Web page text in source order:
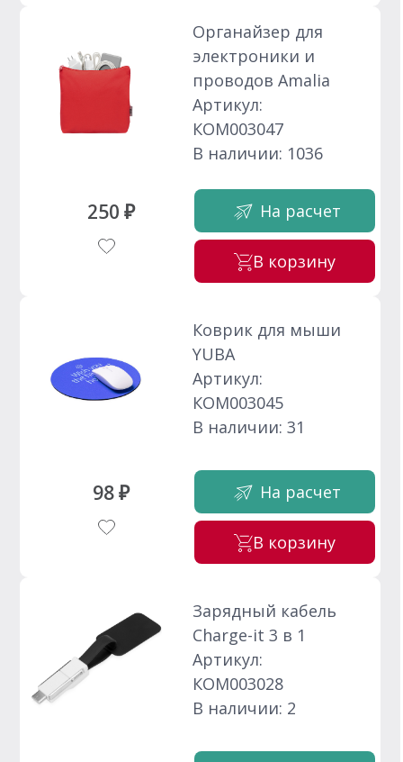
250 ₽
Органайзер для
электроники и
проводов Amalia
Артикул:
КОМ003047
В наличии: 1036
На расчет
В корзину
98 ₽
Коврик для мыши
YUBA
Артикул:
КОМ003045
В наличии: 31
На расчет
В корзину
Зарядный кабель
Charge-it 3 в 1
Артикул:
КОМ003028
В наличии: 2